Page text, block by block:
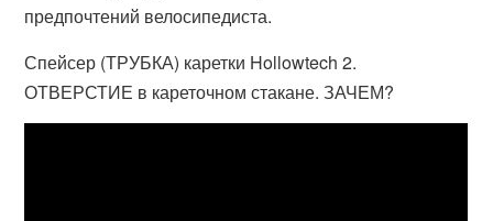
предпочтений велосипедиста.
Спейсер (ТРУБКА) каретки Hollowtech 2.
ОТВЕРСТИЕ в кареточном стакане. ЗАЧЕМ?